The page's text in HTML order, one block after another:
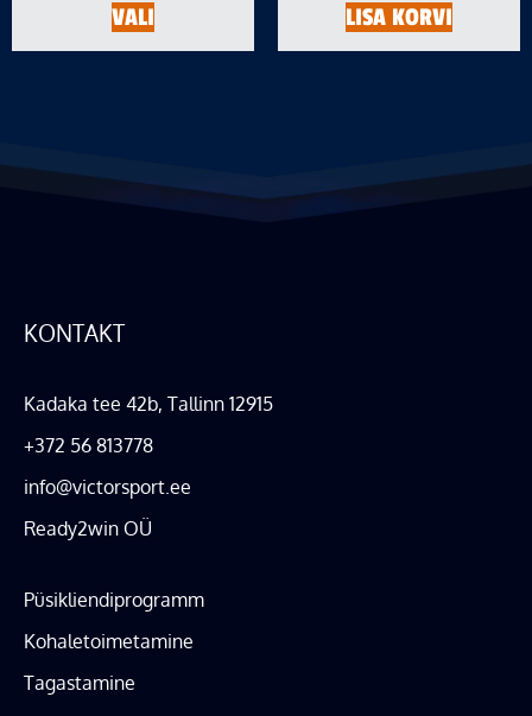
VALI LISA KORVI
KONTAKT
Kadaka tee 42b, Tallinn 12915
+372 56 813778
info@victorsport.ee
Ready2win OÜ
Püsikliendiprogramm
Kohaletoimetamine
Tagastamine